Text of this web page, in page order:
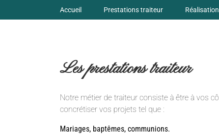
Accueil Prestations traiteur
Les prestations traiteur
Notre métier de traiteur consiste à être à vos
concrétiser vos projets tel que :
Mariages, baptêmes, communions.